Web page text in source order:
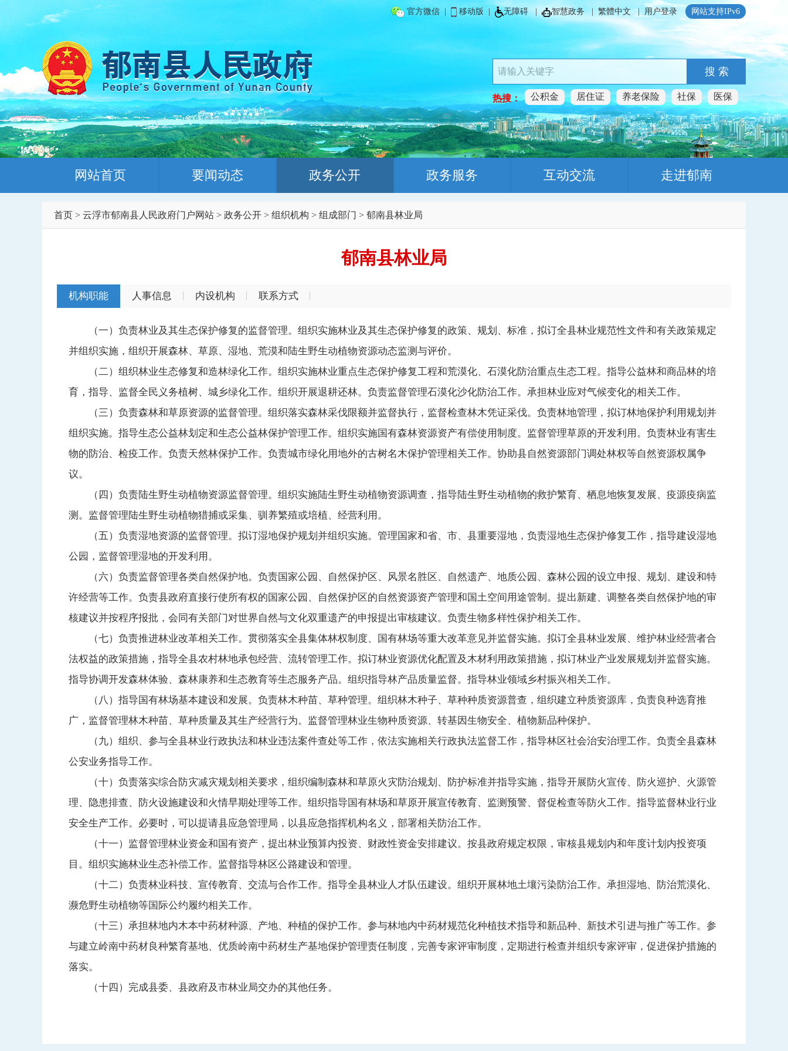
官方微信 移动版 无障碍 | 智慧政务| 繁體中文| 用户登录 网站支持IPv6
搜 索
热搜： 公积金 居住证 养老保险 社保 医保
网站首页 要闻动态 政务公开 政务服务 互动交流 走进郁南
首页 > 云浮市郁南县人民政府门户网站 > 政务公开 > 组织机构 > 组成部门 > 郁南县林业局
郁南县林业局
机构职能 人事信息 内设机构 联系方式
（一）负责林业及其生态保护修复的监督管理。组织实施林业及其生态保护修复的政策、规划、标准，拟订全县林业规范性文件和有关政策规定
并组织实施，组织开展森林、草原、湿地、荒漠和陆生野生动植物资源动态监测与评价。
（二）组织林业生态修复和造林绿化工作。组织实施林业重点生态保护修复工程和荒漠化、石漠化防治重点生态工程。指导公益林和商品林的培
育，指导、监督全民义务植树、城乡绿化工作。组织开展退耕还林。负责监督管理石漠化沙化防治工作。承担林业应对气候变化的相关工作。
（三）负责森林和草原资源的监督管理。组织落实森林采伐限额并监督执行，监督检查林木凭证采伐。负责林地管理，拟订林地保护利用规划并
组织实施。指导生态公益林划定和生态公益林保护管理工作。组织实施国有森林资源资产有偿使用制度。监督管理草原的开发利用。负责林业有害生
物的防治、检疫工作。负责天然林保护工作。负责城市绿化用地外的古树名木保护管理相关工作。协助县自然资源部门调处林权等自然资源权属争
议。
（四）负责陆生野生动植物资源监督管理。组织实施陆生野生动植物资源调查，指导陆生野生动植物的救护繁育、栖息地恢复发展、疫源疫病监
测。监督管理陆生野生动植物猎捕或采集、驯养繁殖或培植、经营利用。
（五）负责湿地资源的监督管理。拟订湿地保护规划并组织实施。管理国家和省、市、县重要湿地，负责湿地生态保护修复工作，指导建设湿地
公园，监督管理湿地的开发利用。
（六）负责监督管理各类自然保护地。负责国家公园、自然保护区、风景名胜区、自然遗产、地质公园、森林公园的设立申报、规划、建设和特
许经营等工作。负责县政府直接行使所有权的国家公园、自然保护区的自然资源资产管理和国土空间用途管制。提出新建、调整各类自然保护地的审
核建议并按程序报批，会同有关部门对世界自然与文化双重遗产的申报提出审核建议。负责生物多样性保护相关工作。
（七）负责推进林业改革相关工作。贯彻落实全县集体林权制度、国有林场等重大改革意见并监督实施。拟订全县林业发展、维护林业经营者合
法权益的政策措施，指导全县农村林地承包经营、流转管理工作。拟订林业资源优化配置及木材利用政策措施，拟订林业产业发展规划并监督实施。
指导协调开发森林体验、森林康养和生态教育等生态服务产品。组织指导林产品质量监督。指导林业领域乡村振兴相关工作。
（八）指导国有林场基本建设和发展。负责林木种苗、草种管理。组织林木种子、草种种质资源普查，组织建立种质资源库，负责良种选育推
广，监督管理林木种苗、草种质量及其生产经营行为。监督管理林业生物种质资源、转基因生物安全、植物新品种保护。
（九）组织、参与全县林业行政执法和林业违法案件查处等工作，依法实施相关行政执法监督工作，指导林区社会治安治理工作。负责全县森林
公安业务指导工作。
（十）负责落实综合防灾减灾规划相关要求，组织编制森林和草原火灾防治规划、防护标准并指导实施，指导开展防火宣传、防火巡护、火源管
理、隐患排查、防火设施建设和火情早期处理等工作。组织指导国有林场和草原开展宣传教育、监测预警、督促检查等防火工作。指导监督林业行业
安全生产工作。必要时，可以提请县应急管理局，以县应急指挥机构名义，部署相关防治工作。
（十一）监督管理林业资金和国有资产，提出林业预算内投资、财政性资金安排建议。按县政府规定权限，审核县规划内和年度计划内投资项
目。组织实施林业生态补偿工作。监督指导林区公路建设和管理。
（十二）负责林业科技、宣传教育、交流与合作工作。指导全县林业人才队伍建设。组织开展林地土壤污染防治工作。承担湿地、防治荒漠化、
濒危野生动植物等国际公约履约相关工作。
（十三）承担林地内木本中药材种源、产地、种植的保护工作。参与林地内中药材规范化种植技术指导和新品种、新技术引进与推广等工作。参
与建立岭南中药材良种繁育基地、优质岭南中药材生产基地保护管理责任制度，完善专家评审制度，定期进行检查并组织专家评审，促进保护措施的
落实。
（十四）完成县委、县政府及市林业局交办的其他任务。